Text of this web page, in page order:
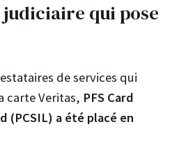
qui pose
de services qui
carte Veritas, PFS Card
(PCSIL) a été placé en